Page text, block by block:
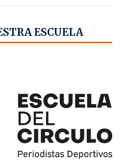
ESCUELA